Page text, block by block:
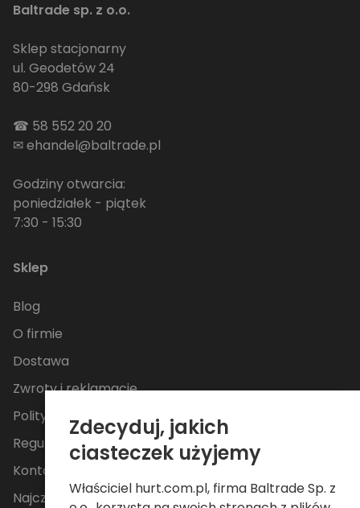
Baltrade sp. z o.o.
Sklep stacjonarny
ul. Geodetów 24
80-298 Gdańsk
☎ 58 552 20 20
✉ehandel@baltrade.pl
Godziny otwarcia:
poniedziałek - piątek
7:30 - 15:30
Sklep
Blog
O firmie
Dostawa
Zwroty i reklamacje
Polityka Prywatności
Regulamin
Kontakt
Najczęściej zadawane pytania
Zdecyduj, jakich
ciasteczek użyjemy
Właściciel hurt.com.pl, firma Baltrade Sp. z